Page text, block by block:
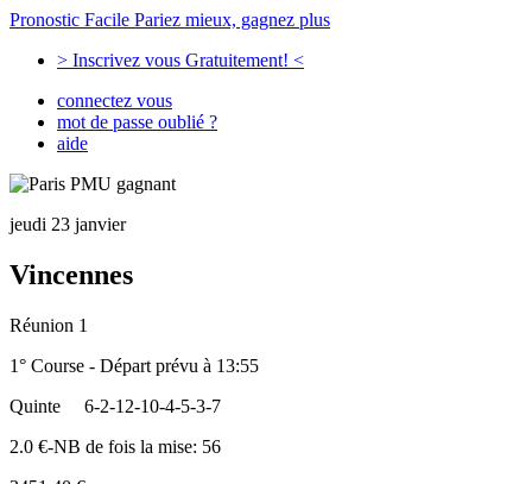
Pronostic Facile Pariez mieux, gagnez plus
> Inscrivez vous Gratuitement! <
connectez vous
mot de passe oublié ?
aide
jeudi 23 janvier
Vincennes
Réunion 1
1° Course - Départ prévu à 13:55
Quinte
6-2-12-10-4-5-3-7
2.0 €-NB de fois la mise: 56